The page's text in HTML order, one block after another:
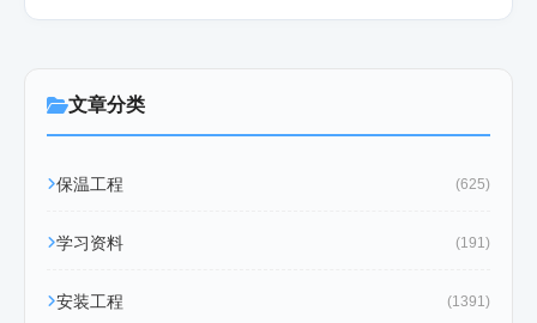
文章分类
保温工程 (625)
学习资料 (191)
安装工程 (1391)